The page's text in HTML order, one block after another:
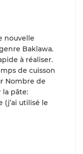
nouvelle
Baklawa.
à réaliser.
de cuisson
Nombre de
la pâte:
(j’ai utilisé le